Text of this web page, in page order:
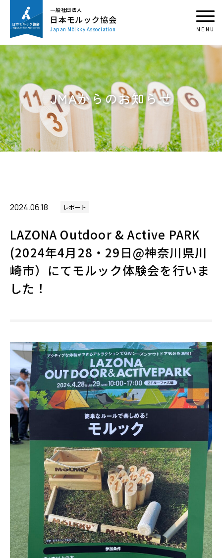
一般社団法人
日本モルック協会
Japan Mölkky Association
JMAからのお知らせ
2024.06.18 レポート
LAZONA Outdoor & Active PARK
(2024年4月28・29日@神奈川県川
崎市）にてモルック体験会を行いま
した！